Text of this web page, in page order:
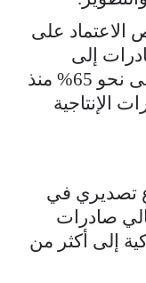
على
إلى
الواردات في القطاع من 30% إلى نحو 65% منذ
الإنتاجية
تصديري في
من إجمالي صادرات
إلى أكثر من